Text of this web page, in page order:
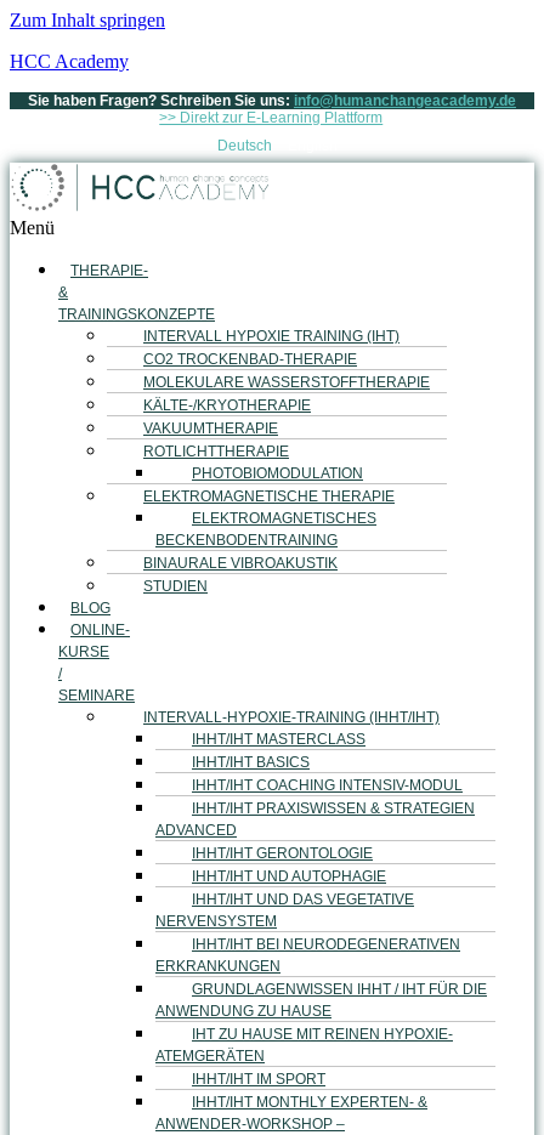
Zum Inhalt springen
HCC Academy
Sie haben Fragen? Schreiben Sie uns: info@humanchangeacademy.de
>> Direkt zur E-Learning Plattform
Deutsch
Menü
THERAPIE-
&
TRAININGSKONZEPTE
INTERVALL HYPOXIE TRAINING (IHT)
CO2 TROCKENBAD-THERAPIE
MOLEKULARE WASSERSTOFFTHERAPIE
KÄLTE-/KRYOTHERAPIE
VAKUUMTHERAPIE
ROTLICHTTHERAPIE
PHOTOBIOMODULATION
ELEKTROMAGNETISCHE THERAPIE
ELEKTROMAGNETISCHES
BECKENBODENTRAINING
BINAURALE VIBROAKUSTIK
STUDIEN
BLOG
ONLINE-
KURSE
/
SEMINARE
INTERVALL-HYPOXIE-TRAINING (IHHT/IHT)
IHHT/IHT MASTERCLASS
IHHT/IHT BASICS
IHHT/IHT COACHING INTENSIV-MODUL
IHHT/IHT PRAXISWISSEN & STRATEGIEN
ADVANCED
IHHT/IHT GERONTOLOGIE
IHHT/IHT UND AUTOPHAGIE
IHHT/IHT UND DAS VEGETATIVE
NERVENSYSTEM
IHHT/IHT BEI NEURODEGENERATIVEN
ERKRANKUNGEN
GRUNDLAGENWISSEN IHHT / IHT FÜR DIE
ANWENDUNG ZU HAUSE
IHT ZU HAUSE MIT REINEN HYPOXIE-
ATEMGERÄTEN
IHHT/IHT IM SPORT
IHHT/IHT MONTHLY EXPERTEN- &
ANWENDER-WORKSHOP –